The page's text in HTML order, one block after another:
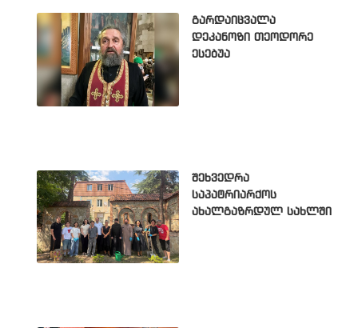
გარდაიცვალა
დეკანოზი თეოდორე
ესებუა
შეხვედრა
საპატრიარქოს
ახალგაზრდულ სახლში